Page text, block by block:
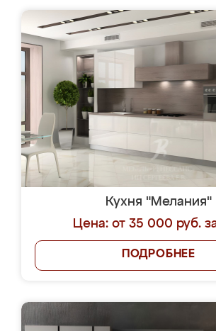
Кухня "Мелания"
Цена: от 35 000 руб.
ПОДРОБНЕЕ